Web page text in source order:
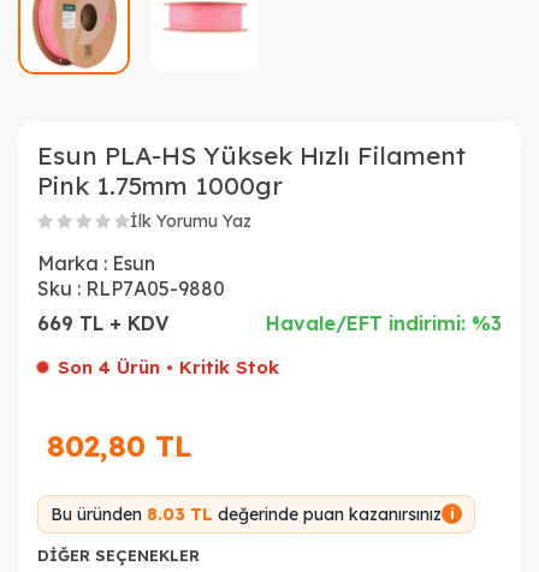
Esun PLA-HS Yüksek Hızlı Filament
Pink 1.75mm 1000gr
İlk Yorumu Yaz
Marka : Esun
Sku : RLP7A05-9880
669 TL + KDV
Havale/EFT indirimi: %3
Son 4 Ürün • Kritik Stok
802,80 TL
Bu üründen 8.03 TL değerinde puan kazanırsınız i
DIĞER SEÇENEKLER